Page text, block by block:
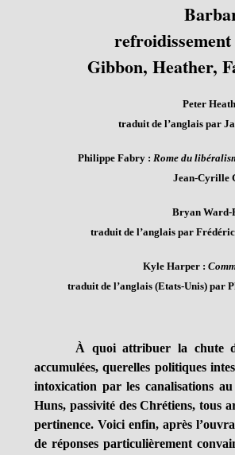
Gibbon, Heather,
Peter
traduit de l’anglais par
Philippe Fabry : Rome du
Jean-Cyrille
Bryan Ward-
traduit de l’anglais par
Kyle Harper :
traduit de l’anglais (Etats-Unis) par
À quoi attribuer la chute de
accumulées, querelles politiques
intoxication par les canalisations
Huns, passivité des Chrétiens, tous
pertinence. Voici enfin, après
de réponses particulièrement